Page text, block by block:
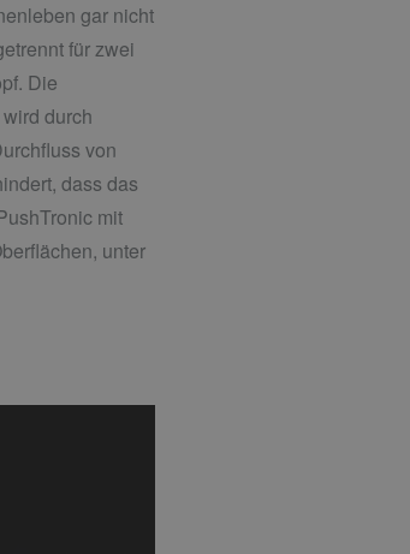
gar nicht
für zwei
Die
durch
von
dass das
mit
unter